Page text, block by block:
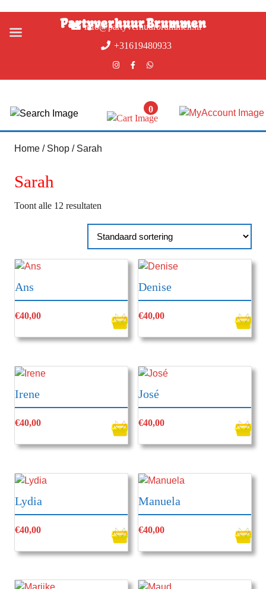
info@partyverhuurbrummen.nl
+31619480933
0
Home / Shop / Sarah
Sarah
Toont alle 12 resultaten
Ans
€40,00
Denise
€40,00
Irene
€40,00
José
€40,00
Lydia
€40,00
Manuela
€40,00
Partyverhuur Brummen